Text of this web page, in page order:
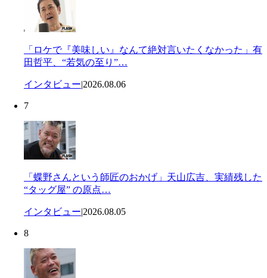
「ロケで『美味しい』なんて絶対言いたくなかった」有
田哲平、“若気の至り”…
インタビュー|2026.08.06
7
「蝶野さんという師匠のおかげ」天山広吉、実績残した
“タッグ屋” の原点…
インタビュー|2026.08.05
8